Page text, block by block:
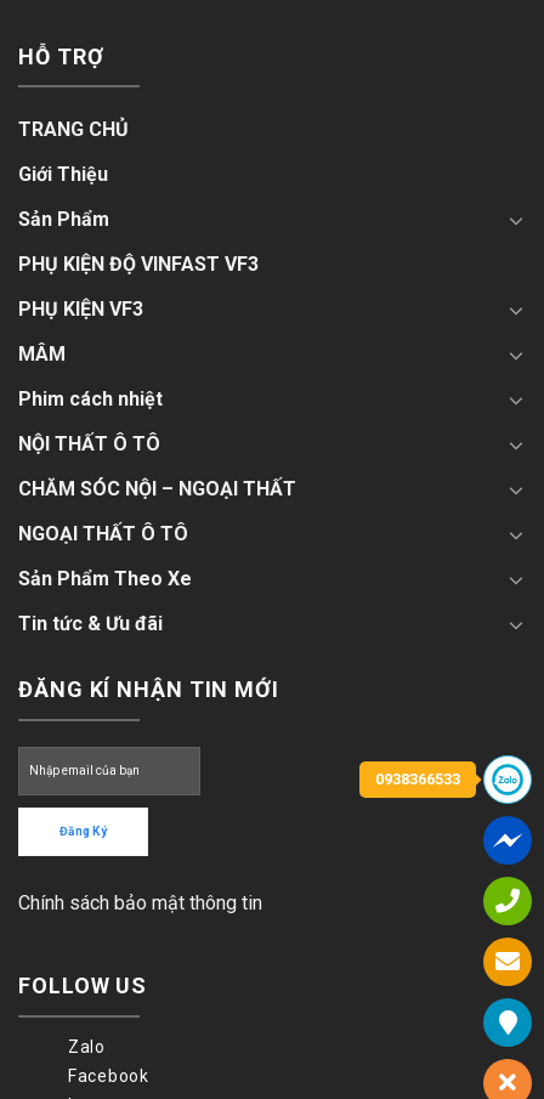
HỖ TRỢ
TRANG CHỦ
Giới Thiệu
Sản Phẩm
PHỤ KIỆN ĐỘ VINFAST VF3
PHỤ KIỆN VF3
MÂM
Phim cách nhiệt
NỘI THẤT Ô TÔ
CHĂM SÓC NỘI – NGOẠI THẤT
NGOẠI THẤT Ô TÔ
Sản Phẩm Theo Xe
Tin tức & Ưu đãi
ĐĂNG KÍ NHẬN TIN MỚI
Chính sách bảo mật thông tin
FOLLOW US
Zalo
Facebook
0938366533